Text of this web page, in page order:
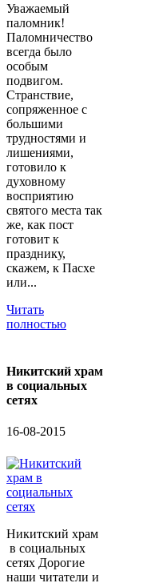
Уважаемый
паломник!
Паломничество
всегда было
особым
подвигом.
Странствие,
сопряженное с
большими
трудностями и
лишениями,
готовило к
духовному
восприятию
святого места так
же, как пост
готовит к
празднику,
скажем, к Пасхе
или...
Читать
полностью
Никитский храм
в социальных
сетях
16-08-2015
Никитский храм
в социальных
сетях Дорогие
наши читатели и